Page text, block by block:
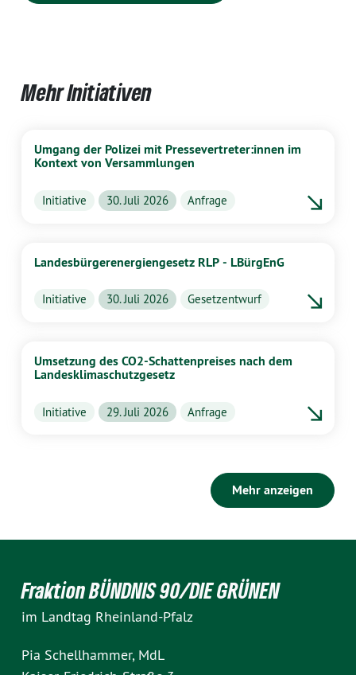
Mehr Initiativen
Umgang der Polizei mit Pressevertreter:innen im
Kontext von Versammlungen
Initiative 30. Juli 2026 Anfrage
Landesbürgerenergiengesetz RLP - LBürgEnG
Initiative 30. Juli 2026 Gesetzentwurf
Umsetzung des CO2-Schattenpreises nach dem
Landesklimaschutzgesetz
Initiative 29. Juli 2026 Anfrage
Mehr anzeigen
Fraktion BÜNDNIS 90/DIE GRÜNEN
im Landtag Rheinland-Pfalz
Pia Schellhammer, MdL